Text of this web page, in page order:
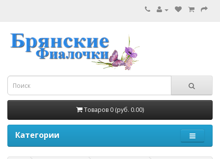
Товаров 0 (руб. 0.00)
Категории